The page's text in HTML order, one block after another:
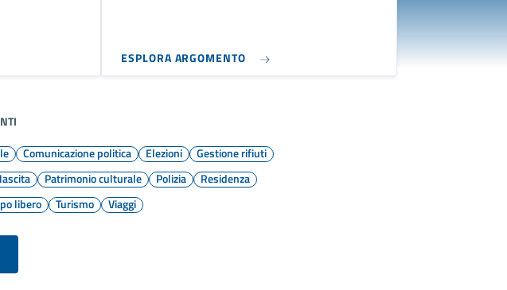
ESPLORA ARGOMENTO
Comunicazione politica Elezioni
Gestione rifiuti
Patrimonio culturale Polizia
Residenza
libero Turismo Viaggi